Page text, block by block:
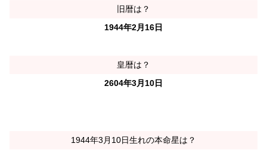
旧暦は？
1944年2月16日
皇暦は？
2604年3月10日
1944年3月10日生れの本命星は？